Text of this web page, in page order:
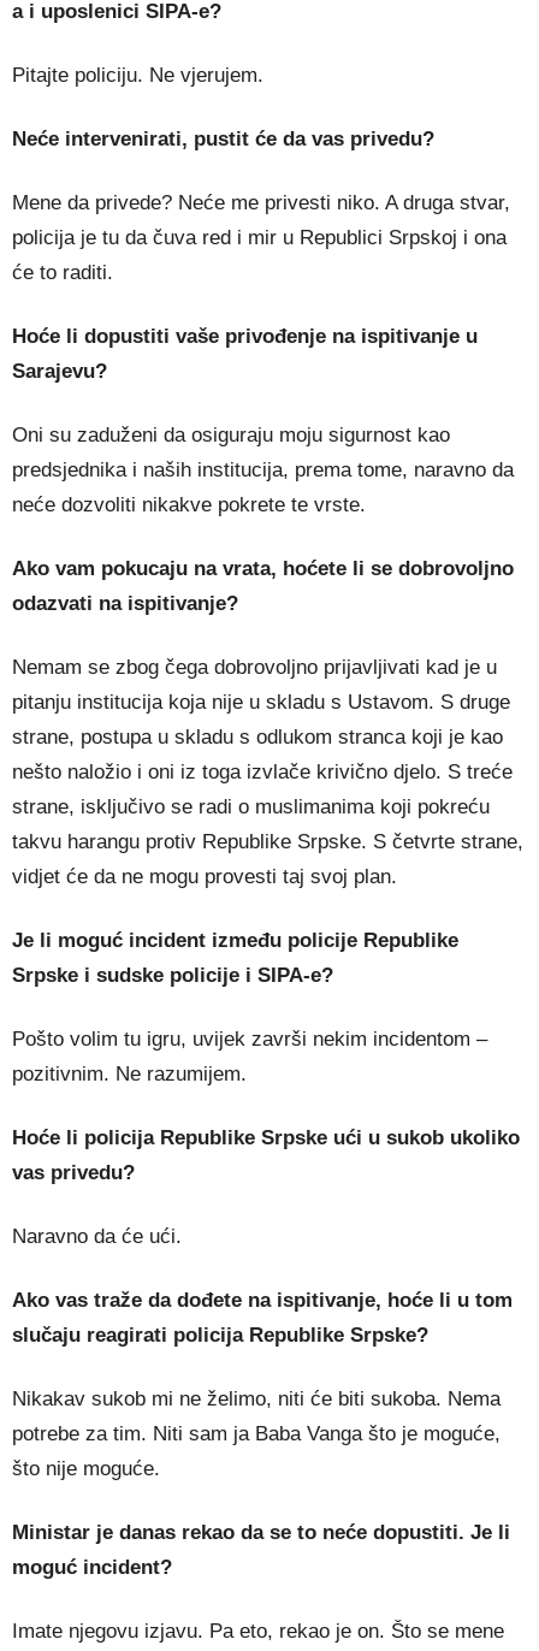
a i uposlenici SIPA-e?
Pitajte policiju. Ne vjerujem.
Neće intervenirati, pustit će da vas privedu?
Mene da privede? Neće me privesti niko. A druga stvar,
policija je tu da čuva red i mir u Republici Srpskoj i ona
će to raditi.
Hoće li dopustiti vaše privođenje na ispitivanje u
Sarajevu?
Oni su zaduženi da osiguraju moju sigurnost kao
predsjednika i naših institucija, prema tome, naravno da
neće dozvoliti nikakve pokrete te vrste.
Ako vam pokucaju na vrata, hoćete li se dobrovoljno
odazvati na ispitivanje?
Nemam se zbog čega dobrovoljno prijavljivati kad je u
pitanju institucija koja nije u skladu s Ustavom. S druge
strane, postupa u skladu s odlukom stranca koji je kao
nešto naložio i oni iz toga izvlače krivično djelo. S treće
strane, isključivo se radi o muslimanima koji pokreću
takvu harangu protiv Republike Srpske. S četvrte strane,
vidjet će da ne mogu provesti taj svoj plan.
Je li moguć incident između policije Republike
Srpske i sudske policije i SIPA-e?
Pošto volim tu igru, uvijek završi nekim incidentom –
pozitivnim. Ne razumijem.
Hoće li policija Republike Srpske ući u sukob ukoliko
vas privedu?
Naravno da će ući.
Ako vas traže da dođete na ispitivanje, hoće li u tom
slučaju reagirati policija Republike Srpske?
Nikakav sukob mi ne želimo, niti će biti sukoba. Nema
potrebe za tim. Niti sam ja Baba Vanga što je moguće,
što nije moguće.
Ministar je danas rekao da se to neće dopustiti. Je li
moguć incident?
Imate njegovu izjavu. Pa eto, rekao je on. Što se mene